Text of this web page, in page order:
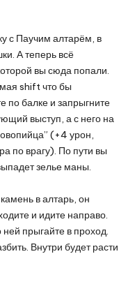
с Паучим алтарём, в
А теперь всё
вы сюда попали.
shift что бы
по балке и запрыгните
выступ, а с него на
(+4 урон,
по врагу). По пути вы
зелье маны.
в алтарь, он
и идите направо.
прыгайте в проход.
Внутри будет расти